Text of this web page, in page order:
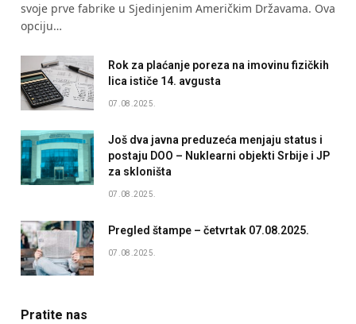
svoje prve fabrike u Sjedinjenim Američkim Državama. Ova
opciju…
Rok za plaćanje poreza na imovinu fizičkih
lica ističe 14. avgusta
07.08.2025.
Još dva javna preduzeća menjaju status i
postaju DOO – Nuklearni objekti Srbije i JP
za skloništa
07.08.2025.
Pregled štampe – četvrtak 07.08.2025.
07.08.2025.
Pratite nas